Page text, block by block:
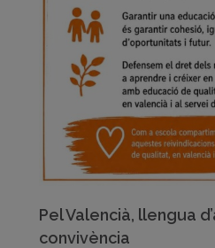
Pel Valencià, llengua
convivència